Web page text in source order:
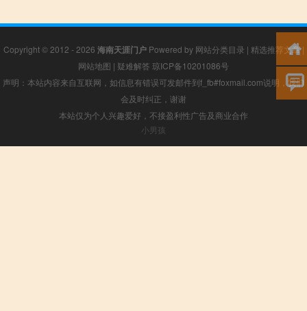
Copyright © 2012 - 2026 海南天涯门户Powered by 网站分类目录 | 精选推荐文章|
网站地图 | 疑难解答 琼ICP备10201086号
声明：本站内容来自互联网，如信息有错误可发邮件到f_fb#foxmail.com说明，我们
会及时纠正，谢谢
本站仅为个人兴趣爱好，不接盈利性广告及商业合作
小男孩